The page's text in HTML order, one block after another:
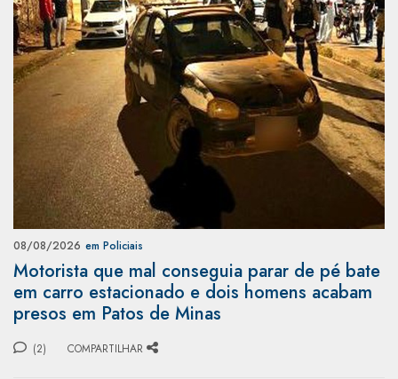
08/08/2026 em Policiais
Motorista que mal conseguia parar de pé bate
em carro estacionado e dois homens acabam
presos em Patos de Minas
(2) COMPARTILHAR